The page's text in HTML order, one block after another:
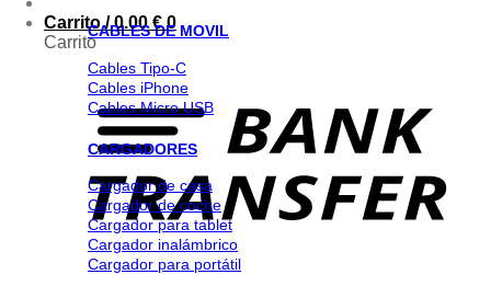
Carrito /0.00€ 0
Carrito
CABLES DE MOVIL
Cables Tipo-C
Cables iPhone
Cables Micro USB
CARGADORES
Cargador de casa
Cargador de coche
Cargador para tablet
Cargador inalámbrico
Cargador para portátil